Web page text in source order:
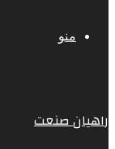
منو
راهیان صنعت